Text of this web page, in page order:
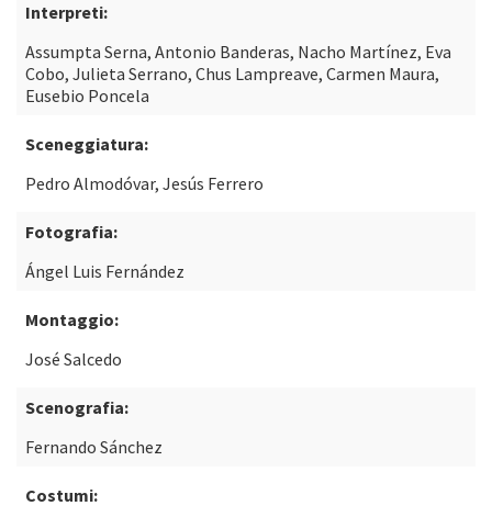
Interpreti:
Assumpta Serna, Antonio Banderas, Nacho Martínez, Eva
Cobo, Julieta Serrano, Chus Lampreave, Carmen Maura,
Eusebio Poncela
Sceneggiatura:
Pedro Almodóvar, Jesús Ferrero
Fotografia:
Ángel Luis Fernández
Montaggio:
José Salcedo
Scenografia:
Fernando Sánchez
Costumi: